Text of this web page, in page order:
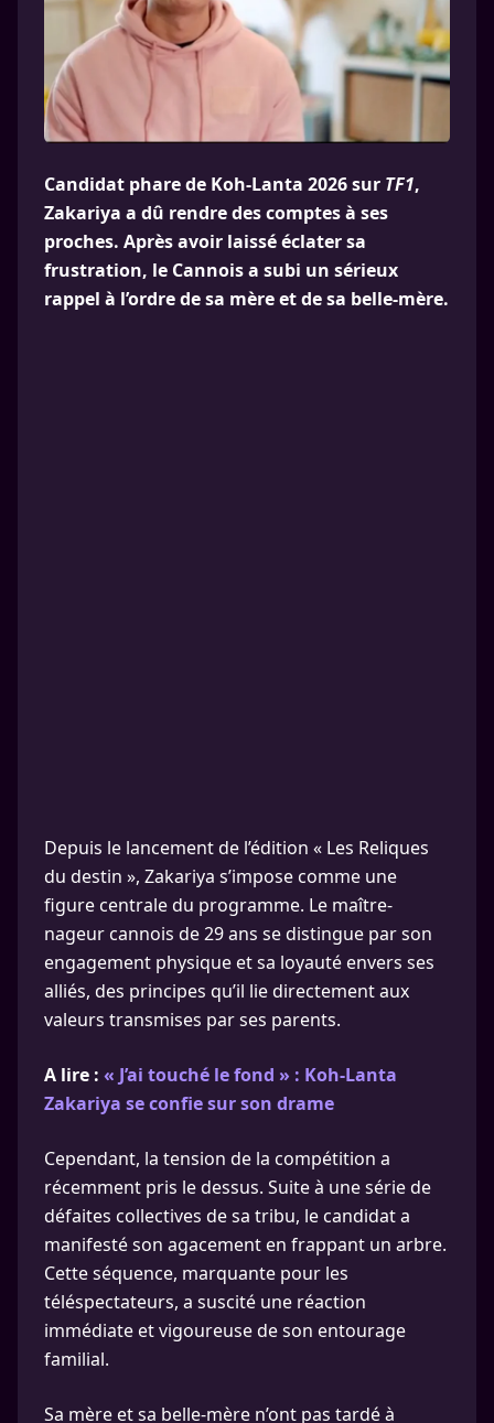
Candidat phare de Koh-Lanta 2026 sur TF1,
Zakariya a dû rendre des comptes à ses
proches. Après avoir laissé éclater sa
frustration, le Cannois a subi un sérieux
rappel à l’ordre de sa mère et de sa belle-mère.
Depuis le lancement de l’édition « Les Reliques
du destin », Zakariya s’impose comme une
figure centrale du programme. Le maître-
nageur cannois de 29 ans se distingue par son
engagement physique et sa loyauté envers ses
alliés, des principes qu’il lie directement aux
valeurs transmises par ses parents.
A lire : « J’ai touché le fond » : Koh-Lanta
Zakariya se confie sur son drame
Cependant, la tension de la compétition a
récemment pris le dessus. Suite à une série de
défaites collectives de sa tribu, le candidat a
manifesté son agacement en frappant un arbre.
Cette séquence, marquante pour les
téléspectateurs, a suscité une réaction
immédiate et vigoureuse de son entourage
familial.
Sa mère et sa belle-mère n’ont pas tardé à